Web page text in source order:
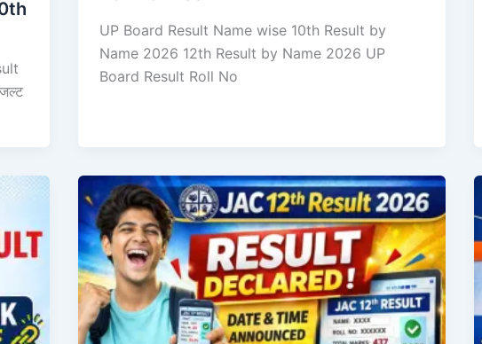
UP Board Result Name wise 10th Result by
Name 2026 12th Result by Name 2026 UP
Board Result Roll No